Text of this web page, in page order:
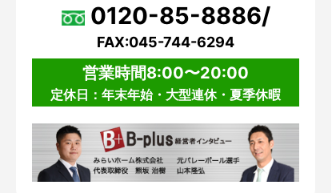
0120-85-8886/
FAX:045-744-6294
営業時間8:00〜20:00
定休日：年末年始・大型連休・夏季休暇